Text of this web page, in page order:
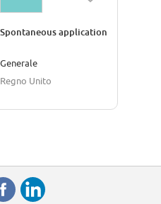
Spontaneous application
Generale
Regno Unito